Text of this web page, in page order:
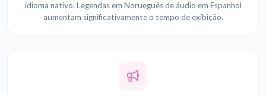
idioma nativo. Legendas em Norueguês de áudio em Espanhol
aumentam significativamente o tempo de exibição.